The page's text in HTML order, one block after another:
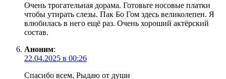
Очень трогательная дорама. Готовьте носовые платки
чтобы утирать слезы. Пак Бо Гом здесь великолепен. Я
влюбилась в него ещё раз. Очень хороший актёрский
состав.
Аноним:
22.04.2025 в 00:26
Спасибо всем. Рыдаю от души